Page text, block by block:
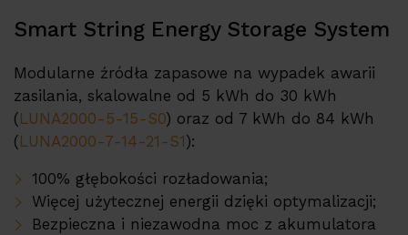
Smart String Energy Storage System
Modularne źródła zapasowe na wypadek awarii
zasilania, skalowalne od 5 kWh do 30 kWh
(LUNA2000-5-15-S0) oraz od 7 kWh do 84 kWh
(LUNA2000-7-14-21-S1):
100% głębokości rozładowania;
Więcej użytecznej energii dzięki optymalizacji;
Bezpieczna i niezawodna moc z akumulatora